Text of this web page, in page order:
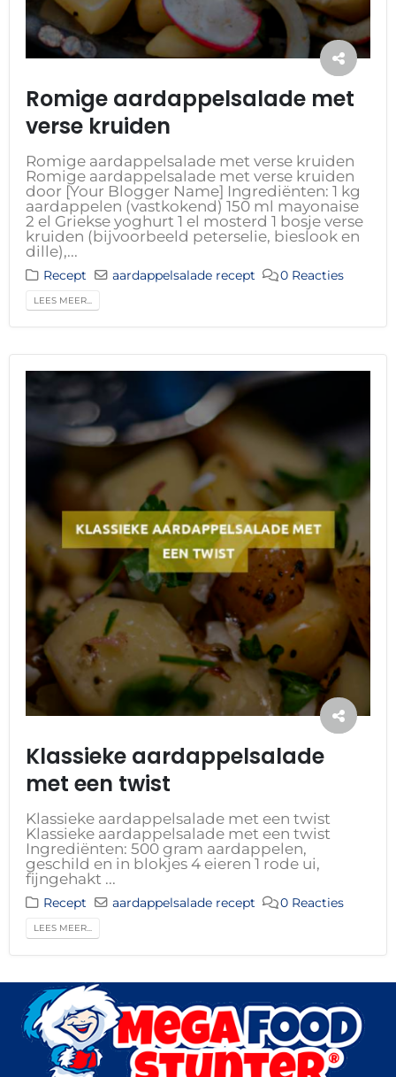
Romige aardappelsalade met
verse kruiden
Romige aardappelsalade met verse kruiden
Romige aardappelsalade met verse kruiden
door [Your Blogger Name] Ingrediënten: 1 kg
aardappelen (vastkokend) 150 ml mayonaise
2 el Griekse yoghurt 1 el mosterd 1 bosje verse
kruiden (bijvoorbeeld peterselie, bieslook en
dille),...
Recept aardappelsalade recept 0 Reacties
LEES MEER...
Klassieke aardappelsalade
met een twist
Klassieke aardappelsalade met een twist
Klassieke aardappelsalade met een twist
Ingrediënten: 500 gram aardappelen,
geschild en in blokjes 4 eieren 1 rode ui,
fijngehakt ...
Recept aardappelsalade recept 0 Reacties
LEES MEER...